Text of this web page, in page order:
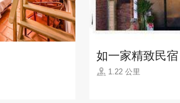
如一家精致民宿
1.22 公里